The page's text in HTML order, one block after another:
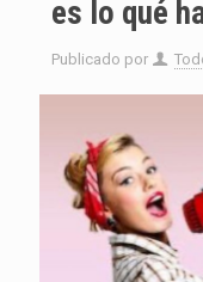
es lo qué
Publicado por